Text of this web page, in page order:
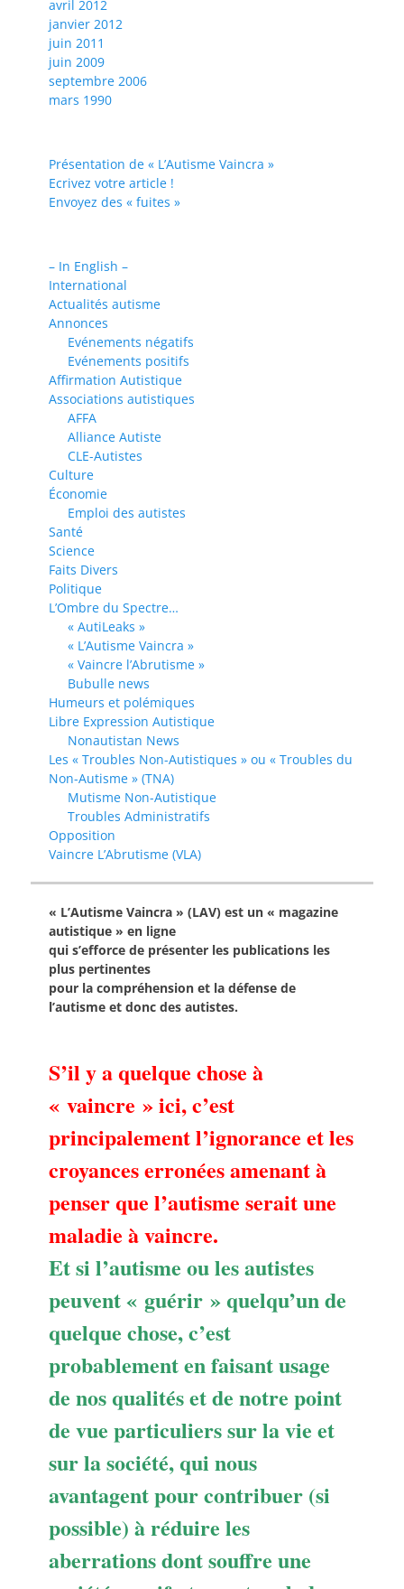
avril 2012
janvier 2012
juin 2011
juin 2009
septembre 2006
mars 1990
Présentation de « L’Autisme Vaincra »
Ecrivez votre article !
Envoyez des « fuites »
– In English –
International
Actualités autisme
Annonces
Evénements négatifs
Evénements positifs
Affirmation Autistique
Associations autistiques
AFFA
Alliance Autiste
CLE-Autistes
Culture
Économie
Emploi des autistes
Santé
Science
Faits Divers
Politique
L’Ombre du Spectre…
« AutiLeaks »
« L’Autisme Vaincra »
« Vaincre l’Abrutisme »
Bubulle news
Humeurs et polémiques
Libre Expression Autistique
Nonautistan News
Les « Troubles Non-Autistiques » ou « Troubles du
Non-Autisme » (TNA)
Mutisme Non-Autistique
Troubles Administratifs
Opposition
Vaincre L’Abrutisme (VLA)
« L’Autisme Vaincra » (LAV) est un « magazine
autistique » en ligne
qui s’efforce de présenter les publications les
plus pertinentes
pour la compréhension et la défense de
l’autisme et donc des autistes.
S’il y a quelque chose à
« vaincre » ici, c’est
principalement l’ignorance et les
croyances erronées amenant à
penser que l’autisme serait une
maladie à vaincre.
Et si l’autisme ou les autistes
peuvent « guérir » quelqu’un de
quelque chose, c’est
probablement en faisant usage
de nos qualités et de notre point
de vue particuliers sur la vie et
sur la société, qui nous
avantagent pour contribuer (si
possible) à réduire les
aberrations dont souffre une